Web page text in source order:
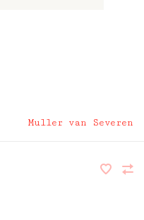
Muller van Severen